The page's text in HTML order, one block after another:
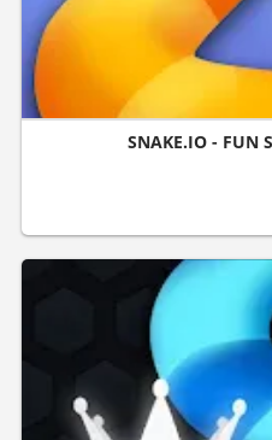
SNAKE.IO - FUN